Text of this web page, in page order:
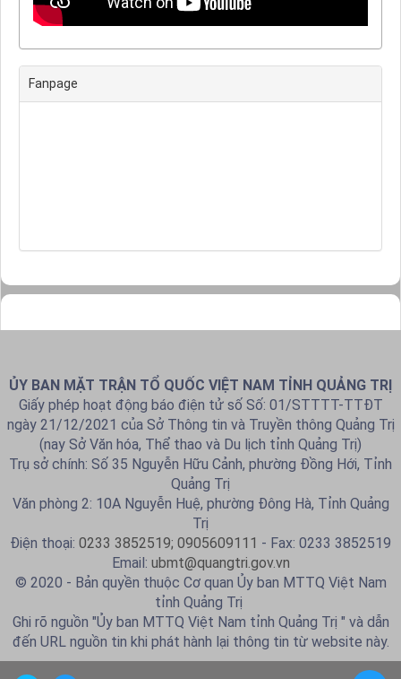
Fanpage
ỦY BAN MẶT TRẬN TỔ QUỐC VIỆT NAM TỈNH QUẢNG TRỊ
Giấy phép hoạt động báo điện tử số Số: 01/STTTT-TTĐT
ngày 21/12/2021 của Sở Thông tin và Truyền thông Quảng Trị
(nay Sở Văn hóa, Thể thao và Du lịch tỉnh Quảng Trị)
Trụ sở chính: Số 35 Nguyễn Hữu Cảnh, phường Đồng Hới, Tỉnh
Quảng Trị
Văn phòng 2: 10A Nguyễn Huệ, phường Đông Hà, Tỉnh Quảng
Trị
Điện thoại: 0233 3852519; 0905609111 - Fax: 0233 3852519
Email: ubmt@quangtri.gov.vn
© 2020 - Bản quyền thuộc Cơ quan Ủy ban MTTQ Việt Nam
tỉnh Quảng Trị
Ghi rõ nguồn "Ủy ban MTTQ Việt Nam tỉnh Quảng Trị " và dẫn
đến URL nguồn tin khi phát hành lại thông tin từ website này.